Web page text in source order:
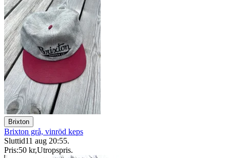
Brixton
Brixton grå, vinröd keps
Sluttid11 aug 20:55.
Pris:50 kr,Utropspris.